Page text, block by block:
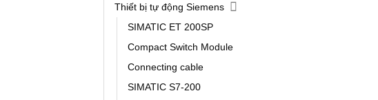
Thiết bị tự động Siemens
SIMATIC ET 200SP
Compact Switch Module
Connecting cable
SIMATIC S7-200